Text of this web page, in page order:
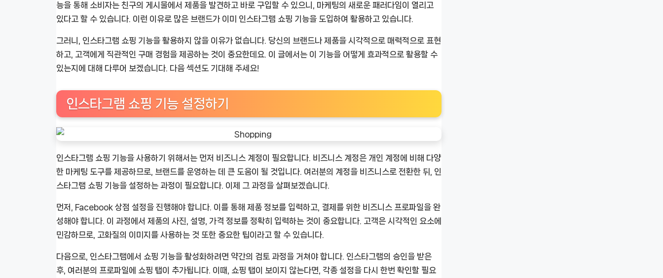
능을 통해 소비자는 친구의 게시물에서 제품을 발견하고 바로 구입할 수 있으니, 마케팅의 새로운 패러다임이 열리고
있다고 할 수 있습니다. 이런 이유로 많은 브랜드가 이미 인스타그램 쇼핑 기능을 도입하여 활용하고 있습니다.
그러니, 인스타그램 쇼핑 기능을 활용하지 않을 이유가 없습니다. 당신의 브랜드나 제품을 시각적으로 매력적으로 표현
하고, 고객에게 직관적인 구매 경험을 제공하는 것이 중요한데요. 이 글에서는 이 기능을 어떻게 효과적으로 활용할 수
있는지에 대해 다루어 보겠습니다. 다음 섹션도 기대해 주세요!
인스타그램 쇼핑 기능 설정하기
인스타그램 쇼핑 기능을 사용하기 위해서는 먼저 비즈니스 계정이 필요합니다. 비즈니스 계정은 개인 계정에 비해 다양
한 마케팅 도구를 제공하므로, 브랜드를 운영하는 데 큰 도움이 될 것입니다. 여러분의 계정을 비즈니스로 전환한 뒤, 인
스타그램 쇼핑 기능을 설정하는 과정이 필요합니다. 이제 그 과정을 살펴보겠습니다.
먼저, Facebook 상점 설정을 진행해야 합니다. 이를 통해 제품 정보를 입력하고, 결제를 위한 비즈니스 프로파일을 완
성해야 합니다. 이 과정에서 제품의 사진, 설명, 가격 정보를 정확히 입력하는 것이 중요합니다. 고객은 시각적인 요소에
민감하므로, 고화질의 이미지를 사용하는 것 또한 중요한 팁이라고 할 수 있습니다.
다음으로, 인스타그램에서 쇼핑 기능을 활성화하려면 약간의 검토 과정을 거쳐야 합니다. 인스타그램의 승인을 받은
후, 여러분의 프로파일에 쇼핑 탭이 추가됩니다. 이때, 쇼핑 탭이 보이지 않는다면, 각종 설정을 다시 한번 확인할 필요